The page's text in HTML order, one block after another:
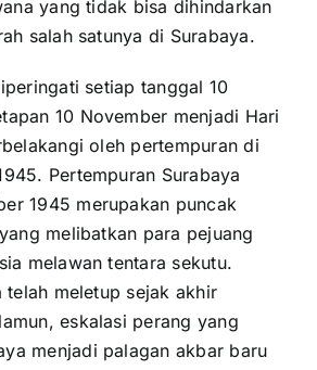
yang tidak bisa dihindarkan
salah satunya di Surabaya.
setiap tanggal 10
10 November menjadi Hari
oleh pertempuran di
Pertempuran Surabaya
1945 merupakan puncak
melibatkan para pejuang
melawan tentara sekutu.
telah meletup sejak akhir
eskalasi perang yang
menjadi palagan akbar baru